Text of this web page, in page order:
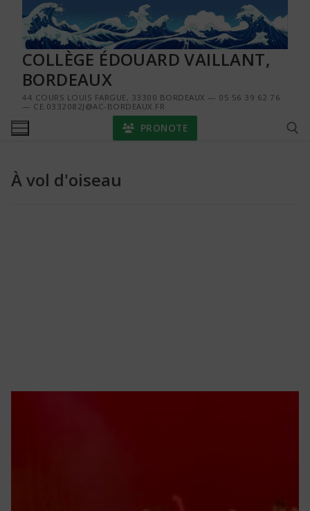
contenu
COLLÈGE ÉDOUARD VAILLANT,
BORDEAUX
44 COURS LOUIS FARGUE, 33300 BORDEAUX — 05 56 39 62 76
— CE.0332082J@AC-BORDEAUX.FR
PRONOTE
À vol d'oiseau